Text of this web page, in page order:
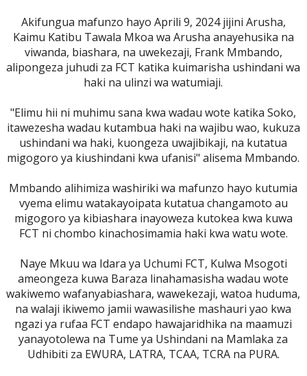
Akifungua mafunzo hayo Aprili 9, 2024 jijini Arusha,
Kaimu Katibu Tawala Mkoa wa Arusha anayehusika na
viwanda, biashara, na uwekezaji, Frank Mmbando,
alipongeza juhudi za FCT katika kuimarisha ushindani wa
haki na ulinzi wa watumiaji.
"Elimu hii ni muhimu sana kwa wadau wote katika Soko,
itawezesha wadau kutambua haki na wajibu wao, kukuza
ushindani wa haki, kuongeza uwajibikaji, na kutatua
migogoro ya kiushindani kwa ufanisi" alisema Mmbando.
Mmbando alihimiza washiriki wa mafunzo hayo kutumia
vyema elimu watakayoipata kutatua changamoto au
migogoro ya kibiashara inayoweza kutokea kwa kuwa
FCT ni chombo kinachosimamia haki kwa watu wote.
Naye Mkuu wa Idara ya Uchumi FCT, Kulwa Msogoti
ameongeza kuwa Baraza linahamasisha wadau wote
wakiwemo wafanyabiashara, wawekezaji, watoa huduma,
na walaji ikiwemo jamii wawasilishe mashauri yao kwa
ngazi ya rufaa FCT endapo hawajaridhika na maamuzi
yanayotolewa na Tume ya Ushindani na Mamlaka za
Udhibiti za EWURA, LATRA, TCAA, TCRA na PURA.